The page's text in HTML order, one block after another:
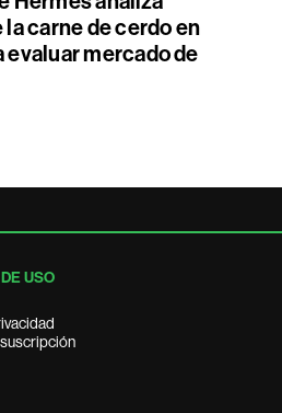
carne de cerdo en
evaluar mercado de
USO